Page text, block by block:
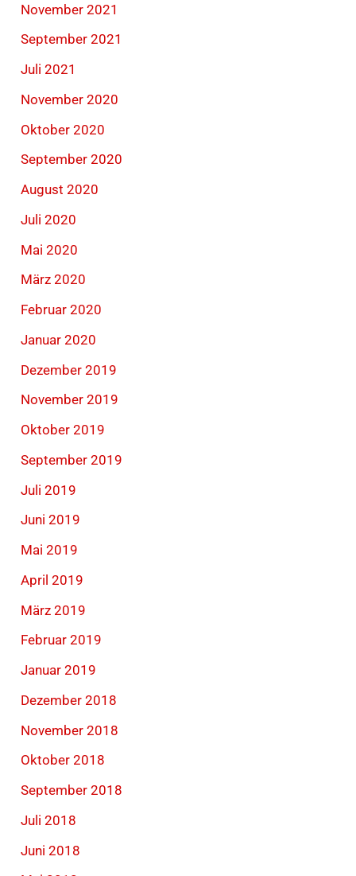
November 2021
September 2021
Juli 2021
November 2020
Oktober 2020
September 2020
August 2020
Juli 2020
Mai 2020
März 2020
Februar 2020
Januar 2020
Dezember 2019
November 2019
Oktober 2019
September 2019
Juli 2019
Juni 2019
Mai 2019
April 2019
März 2019
Februar 2019
Januar 2019
Dezember 2018
November 2018
Oktober 2018
September 2018
Juli 2018
Juni 2018